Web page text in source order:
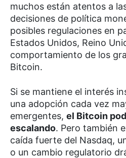
muchos están atentos a
decisiones de política
posibles regulaciones en
Estados Unidos, Reino
comportamiento de los
Bitcoin.
Si se mantiene el interés
una adopción cada vez
emergentes, el Bitcoin
escalando. Pero también
caída fuerte del Nasdaq,
o un cambio regulatorio